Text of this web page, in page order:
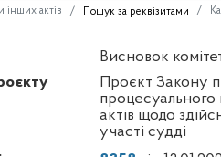
інших актів Пошук за реквізитами
Висновок
Проєкт Закону
процесуального
актів щодо
участі судді